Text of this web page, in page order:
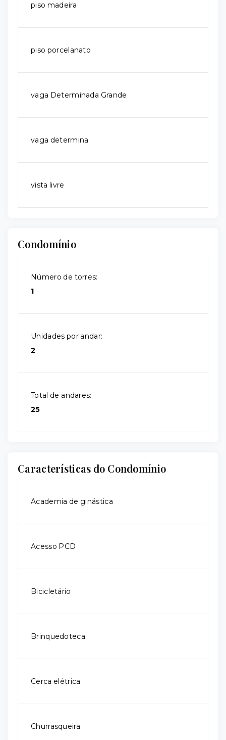
piso madeira
piso porcelanato
vaga Determinada Grande
vaga determina
vista livre
Condomínio
Número de torres:
1
Unidades por andar:
2
Total de andares:
25
Características do Condomínio
Academia de ginástica
Acesso PCD
Bicicletário
Brinquedoteca
Cerca elétrica
Churrasqueira